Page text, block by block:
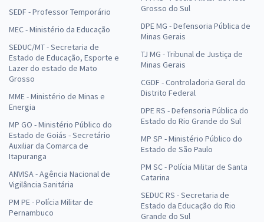
SEDF - Professor Temporário
MEC - Ministério da Educação
SEDUC/MT - Secretaria de
Estado de Educação, Esporte e
Lazer do estado de Mato
Grosso
MME - Ministério de Minas e
Energia
MP GO - Ministério Público do
Estado de Goiás - Secretário
Auxiliar da Comarca de
Itapuranga
ANVISA - Agência Nacional de
Vigilância Sanitária
PM PE - Polícia Militar de
Pernambuco
Grosso do Sul
DPE MG - Defensoria Pública de
Minas Gerais
TJ MG - Tribunal de Justiça de
Minas Gerais
CGDF - Controladoria Geral do
Distrito Federal
DPE RS - Defensoria Pública do
Estado do Rio Grande do Sul
MP SP - Ministério Público do
Estado de São Paulo
PM SC - Polícia Militar de Santa
Catarina
SEDUC RS - Secretaria de
Estado da Educação do Rio
Grande do Sul